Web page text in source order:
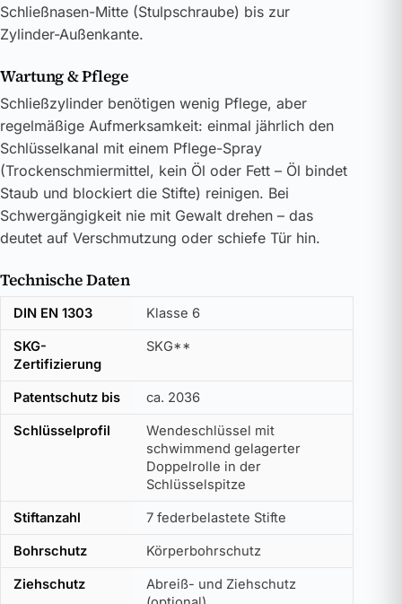
Schließnasen-Mitte (Stulpschraube) bis zur
Zylinder-Außenkante.
Wartung & Pflege
Schließzylinder benötigen wenig Pflege, aber
regelmäßige Aufmerksamkeit: einmal jährlich den
Schlüsselkanal mit einem Pflege-Spray
(Trockenschmiermittel, kein Öl oder Fett – Öl bindet
Staub und blockiert die Stifte) reinigen. Bei
Schwergängigkeit nie mit Gewalt drehen – das
deutet auf Verschmutzung oder schiefe Tür hin.
Technische Daten
DIN EN 1303 Klasse 6
SKG-
Zertifizierung
SKG**
Patentschutz bis ca. 2036
Schlüsselprofil
Wendeschlüssel mit
schwimmend gelagerter
Doppelrolle in der
Schlüsselspitze
Stiftanzahl 7 federbelastete Stifte
Bohrschutz Körperbohrschutz
Ziehschutz
Abreiß- und Ziehschutz